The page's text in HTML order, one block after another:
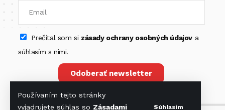
Používaním tejto stránky
vyjadrujete súhlas so Zásadami Súhlasím
Prečítal som si zásady ochrany osobných údajova
súhlasím s nimi.
Odoberať newsletter